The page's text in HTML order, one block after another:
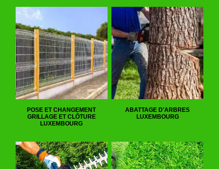
POSE ET CHANGEMENT
GRILLAGE ET CLÔTURE
LUXEMBOURG
ABATTAGE D'ARBRES
LUXEMBOURG